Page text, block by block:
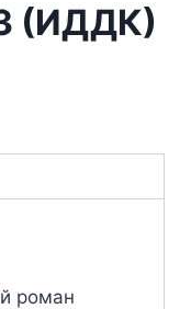
(ИДДК)
роман